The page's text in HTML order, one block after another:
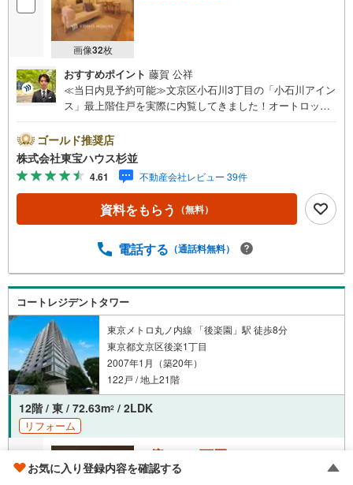
画像32枚
おすすめポイント 藤賀 公祥
≪当日内見予約可能≫文京区小石川3丁目の「小石川アイン
ス」最上階住戸を実際に内覧してきました！オートロック
まず新設されたアクセントウォールの質感に目を奪われま
す。特筆すべきは約19.8帖の広々としたLDKです 。南西向
きの大きな窓からは、最上階ならではの爽快な景色が広が
り、日当たりの良さも相まって非常に気持ちの良い空間と
なっていました 。キッチンは対面式で、カウンター越しに
家族との会話を楽しみながら料理ができる設計です。リノ
いった水回りから給湯器、給排水管まで一新されており、
宅」基準を満たしており、目に見えない部分への検査と2年
以上の保証が付帯しているのも心強いポイントです 。 周辺
は小石川植物園（徒歩5分）や文京区立柳町小学校（徒歩5
分）などが集まる、教育・住環境ともに優れたエリア 。こ
の絶景と高品質な住空間を、ぜひ一度その目で確かめてみ
てください。
ゴールド推奨店
株式会社東宝ハウス杉並
4.61 不動産会社レビュー 39件
資料をもらう （無料）
電話する （通話料無料）
コートレジデントタワー
東京メトロ丸ノ内線 「後楽園」駅 徒歩8分
東京都文京区後楽1丁目
2007年1月（築20年）
122戸 / 地上21階
12階 / 東 / 72.63m2 / 2LDK
リフォーム
2億2,998万円
成約でもらえる
お気に入り登録内容を確認する